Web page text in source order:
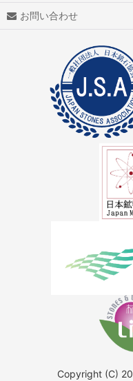
お問い合わせ
Copyright (C)